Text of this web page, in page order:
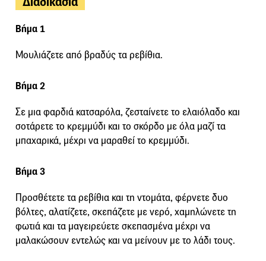
Βήμα 1
Μουλιάζετε από βραδύς τα ρεβίθια.
Βήμα 2
Σε μια φαρδιά κατσαρόλα, ζεσταίνετε το ελαιόλαδο και
σοτάρετε το κρεμμύδι και το σκόρδο με όλα μαζί τα
μπαχαρικά, μέχρι να μαραθεί το κρεμμύδι.
Βήμα 3
Προσθέτετε τα ρεβίθια και τη ντομάτα, φέρνετε δυο
βόλτες, αλατίζετε, σκεπάζετε με νερό, χαμηλώνετε τη
φωτιά και τα μαγειρεύετε σκεπασμένα μέχρι να
μαλακώσουν εντελώς και να μείνουν με το λάδι τους.